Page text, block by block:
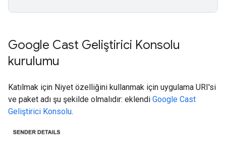
Google Cast Geliştirici Konsolu
kurulumu
Katılmak için Niyet özelliğini kullanmak için uygulama URI'si
ve paket adı şu şekilde olmalıdır: eklendi Google Cast
Geliştirici Konsolu.